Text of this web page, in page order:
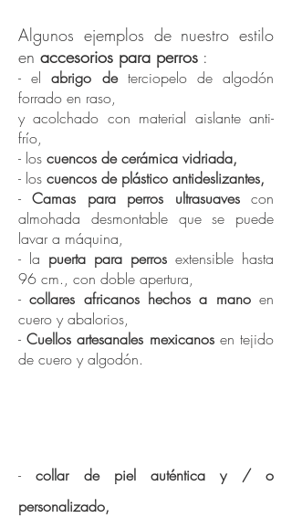
Algunos ejemplos de nuestro estilo
en accesorios para perros :
- elabrigo deterciopelo de algodón
forrado en raso,
y acolchado con material aislante anti-
frío,
- los cuencos de cerámica vidriada,
- los cuencos de plástico antideslizantes,
-Camas para perros ultrasuavescon
almohada desmontable que se puede
lavar a máquina,
- la puerta para perros extensible hasta
96 cm., con doble apertura,
-collares africanos hechos a manoen
cuero y abalorios,
-Cuellos artesanales mexicanosen tejido
de cuero y algodón.
-collar de piel auténtica y / o
personalizado,